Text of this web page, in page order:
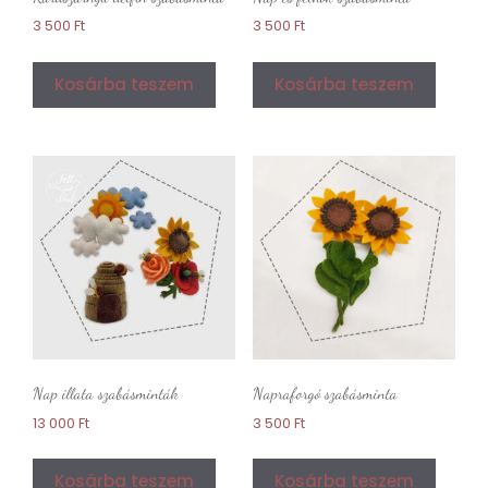
3 500 Ft
Kosárba teszem
3 500 Ft
Kosárba teszem
Nap illata szabásminták
13 000 Ft
Kosárba teszem
Napraforgó szabásminta
3 500 Ft
Kosárba teszem